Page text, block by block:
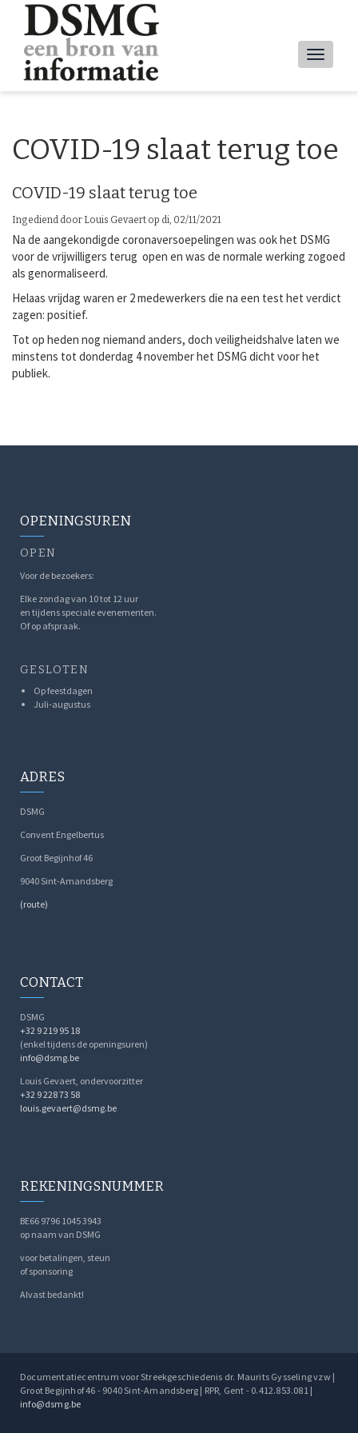
Main
COVID-19 slaat terug toe
COVID-19 slaat terug toe
Ingediend door Louis Gevaert op di, 02/11/2021
Na de aangekondigde coronaversoepelingen was ook het DSMG
voor de vrijwilligers terug open en was de normale werking zogoed
als genormaliseerd.
Helaas vrijdag waren er 2 medewerkers die na een test het verdict
zagen: positief.
Tot op heden nog niemand anders, doch veiligheidshalve laten we
minstens tot donderdag 4 november het DSMG dicht voor het
publiek.
OPENINGSUREN
OPEN
Voor de bezoekers:
Elke zondag van 10 tot 12 uur
en tijdens speciale evenementen.
Of op afspraak.
GESLOTEN
Op feestdagen
Juli-augustus
ADRES
DSMG
Convent Engelbertus
Groot Begijnhof 46
9040 Sint-Amandsberg
(route)
CONTACT
DSMG
+32 9 219 95 18
(enkel tijdens de openingsuren)
info@dsmg.be
Louis Gevaert, ondervoorzitter
+32 9 228 73 58
louis.gevaert@dsmg.be
REKENINGSNUMMER
BE66 9796 1045 3943
op naam van DSMG
voor betalingen, steun
of sponsoring
Alvast bedankt!
Documentatiecentrum voor Streekgeschiedenis dr. Maurits Gysseling vzw |
Groot Begijnhof 46 - 9040 Sint-Amandsberg | RPR, Gent - 0.412.853.081 |
info@dsmg.be